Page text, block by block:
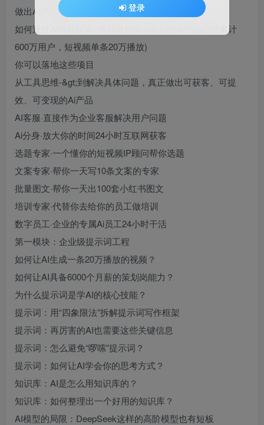
做出AI产品获客
如何通过Ai帮我获客?帮我做销售?(我们的Ai产品已经累计
600万用户，短视频单条20万播放)
你可以落地这些项目
从工具思维-&gt;到解决具体问题，真正做出可获客、可提
效、可变现的Ai产品
AI客服·直接作为企业客服解决用户问题
Ai分身·放大你的时间24小时互联网获客
选题专家·一个懂你的短视频IP顾问帮你选题
文案专家·帮你一天写10条文案的专家
批量图文·帮你一天出100套小红书图文
培训专家·代替你去给你的员工做培训
数字员工·企业的专属Ai员工24小时干活
第一模块：企业级提示词工程
如何让AI生成一条20万播放的视频？
如何让AI具备6000个月薪的策划岗能力？
为什么提示词是学AI的核心技能？
提示词：用“四象限法”拆解提示词写作框架
提示词：再厉害的AI也需要这些关键信息
提示词：怎么避免“啰嗦”提示词？
提示词：如何让AI学会你的思考方式？
知识库：AI是怎么用知识库的？
知识库：如何整理出一个好用的知识库？
AI模型的局限：DeepSeek这样的高阶模型也有短板
登录